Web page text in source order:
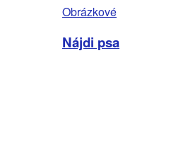
Obrázkové
Nájdi psa